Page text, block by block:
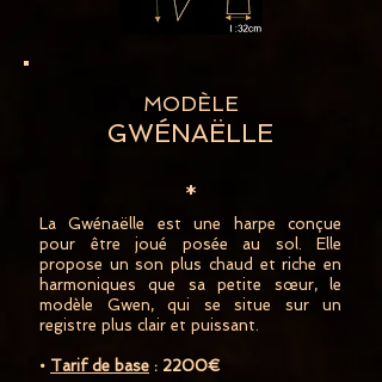
MODÈLE
GWÉNAËLLE
*
La Gwénaëlle est une harpe conçue
pour être joué posée au sol. Elle
propose un son plus chaud et riche en
harmoniques que sa petite sœur, le
modèle Gwen, qui se situe sur un
registre plus clair et puissant.
• Tarif de base : 2200€